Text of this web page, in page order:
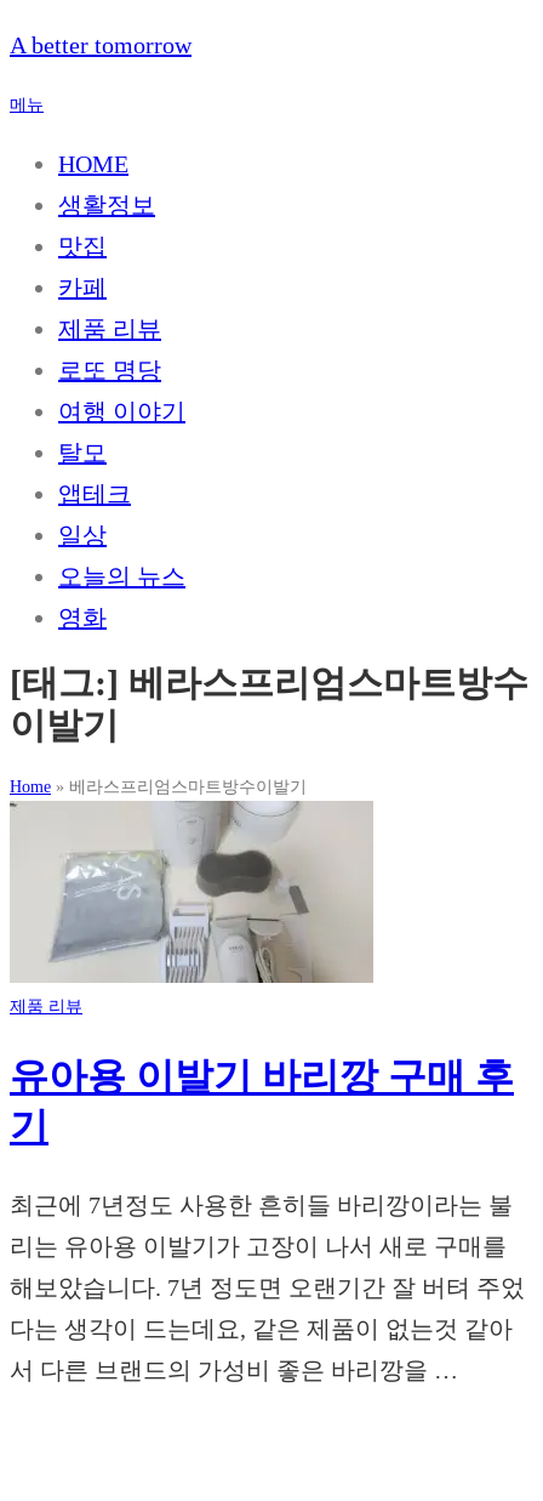
내
으
A better tomorrow
메뉴
HOME
생활정보
맛집
카페
제품 리뷰
로또 명당
여행 이야기
탈모
앱테크
일상
오늘의 뉴스
영화
[태그:] 베라스프리엄스마트방수
이발기
Home » 베라스프리엄스마트방수이발기
제품 리뷰
유아용 이발기 바리깡 구매 후
기
최근에 7년정도 사용한 흔히들 바리깡이라는 불
리는 유아용 이발기가 고장이 나서 새로 구매를
해보았습니다. 7년 정도면 오랜기간 잘 버텨 주었
다는 생각이 드는데요, 같은 제품이 없는것 같아
서 다른 브랜드의 가성비 좋은 바리깡을 …